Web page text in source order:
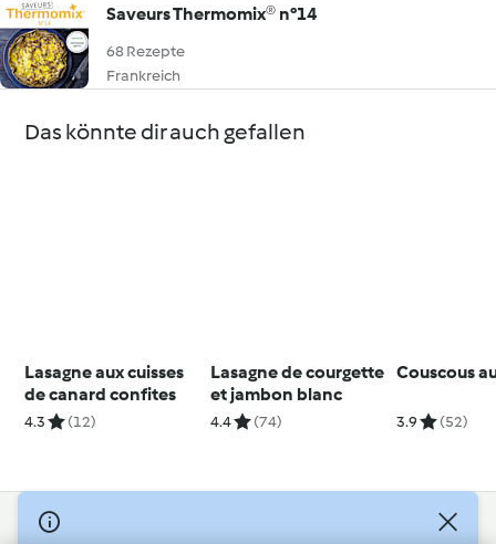
Saveurs Thermomix® n°14
68 Rezepte
Frankreich
Das könnte dir auch gefallen
Lasagne aux cuisses
de canard confites
4.3 (12)
Lasagne de courgette
et jambon blanc
4.4 (74)
Couscous
3.9 (52)
© Copyright 2026